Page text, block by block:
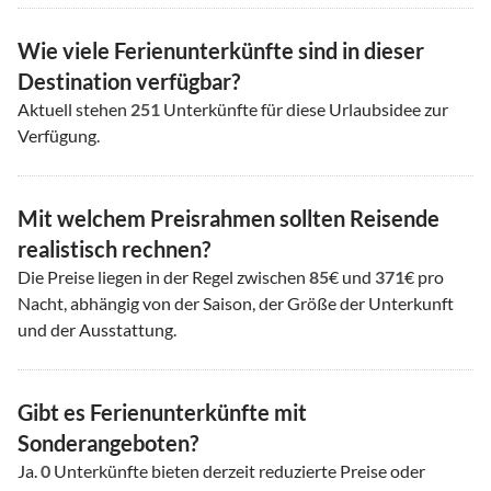
Wie viele Ferienunterkünfte sind in dieser
Destination verfügbar?
Aktuell stehen 251 Unterkünfte für diese Urlaubsidee zur
Verfügung.
Mit welchem Preisrahmen sollten Reisende
realistisch rechnen?
Die Preise liegen in der Regel zwischen 85€ und 371€ pro
Nacht, abhängig von der Saison, der Größe der Unterkunft
und der Ausstattung.
Gibt es Ferienunterkünfte mit
Sonderangeboten?
Ja.0 Unterkünfte bieten derzeit reduzierte Preise oder